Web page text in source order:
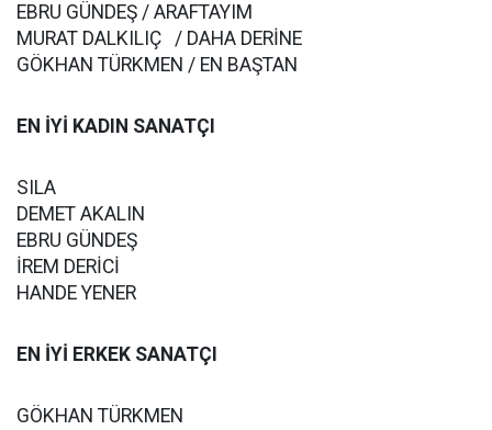
EBRU GÜNDEŞ / ARAFTAYIM
MURAT DALKILIÇ / DAHA DERİNE
GÖKHAN TÜRKMEN / EN BAŞTAN
EN İYİ KADIN SANATÇI
SILA
DEMET AKALIN
EBRU GÜNDEŞ
İREM DERİCİ
HANDE YENER
EN İYİ ERKEK SANATÇI
GÖKHAN TÜRKMEN